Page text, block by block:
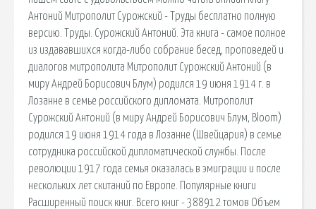
Антоний Митрополит Сурожский - Труды бесплатно полную
версию. Труды. Сурожский Антоний. Эта книга - самое полное
из издававшихся когда-либо собрание бесед, проповедей и
диалогов митрополита Митрополит Сурожский Антоний (в
миру Андрей Борисович Блум) родился 19 июня 1914 г. в
Лозанне в семье российского дипломата. Митрополит
Сурожский Антоний (в миру Андрей Борисович Блум, Bloom)
родился 19 июня 1914 года в Лозанне (Швейцария) в семье
сотрудника российской дипломатической службы. После
революции 1917 года семья оказалась в эмиграции и после
нескольких лет скитаний по Европе. Популярные книги
Расширенный поиск книг. Всего книг - 388912 томов Объем